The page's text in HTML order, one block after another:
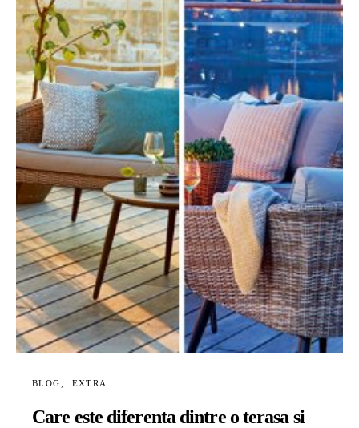
BLOG EXTRA
Care este diferenta dintre o terasa si